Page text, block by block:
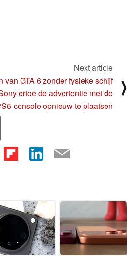
Next article
van GTA 6 zonder fysieke schijf
ertoe de advertentie met de
console opnieuw te plaatsen
⟩